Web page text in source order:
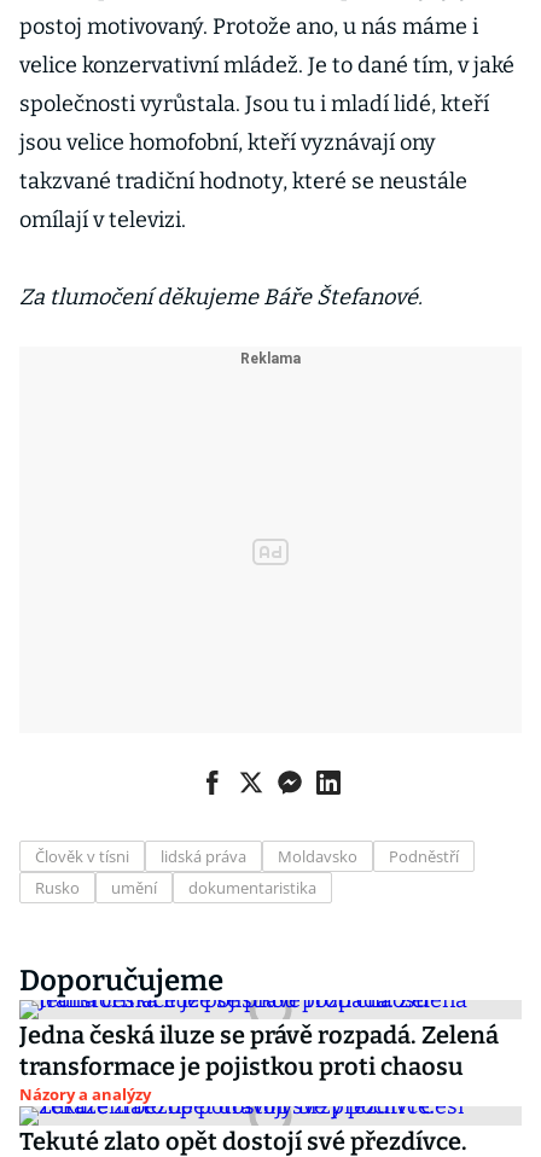
postoj motivovaný. Protože ano, u nás máme i
velice konzervativní mládež. Je to dané tím, v jaké
společnosti vyrůstala. Jsou tu i mladí lidé, kteří
jsou velice homofobní, kteří vyznávají ony
takzvané tradiční hodnoty, které se neustále
omílají v televizi.
Za tlumočení děkujeme Báře Štefanové.
Člověk v tísni lidská práva Moldavsko
Podněstří
Rusko
umění dokumentaristika
Doporučujeme
Jedna česká iluze se právě rozpadá. Zelená
transformace je pojistkou proti chaosu
Názory a analýzy
Tekuté zlato opět dostojí své přezdívce.